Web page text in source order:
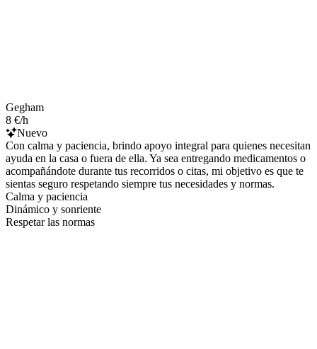
Gegham
8 €/h
Nuevo
Con calma y paciencia, brindo apoyo integral para quienes necesitan
ayuda en la casa o fuera de ella. Ya sea entregando medicamentos o
acompañándote durante tus recorridos o citas, mi objetivo es que te
sientas seguro respetando siempre tus necesidades y normas.
Calma y paciencia
Dinámico y sonriente
Respetar las normas